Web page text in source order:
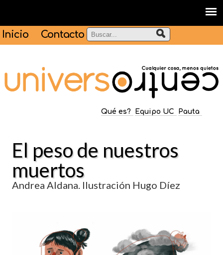
Inicio Contacto
Qué es? Equipo UC Pauta
El peso de nuestros
muertos
Andrea Aldana. Ilustración Hugo Díez